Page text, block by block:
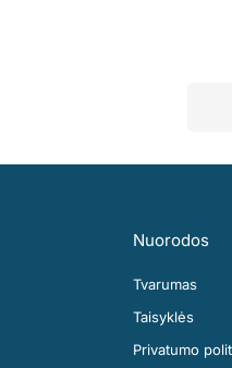
Nuorodos
Tvarumas
Taisyklės
Privatumo